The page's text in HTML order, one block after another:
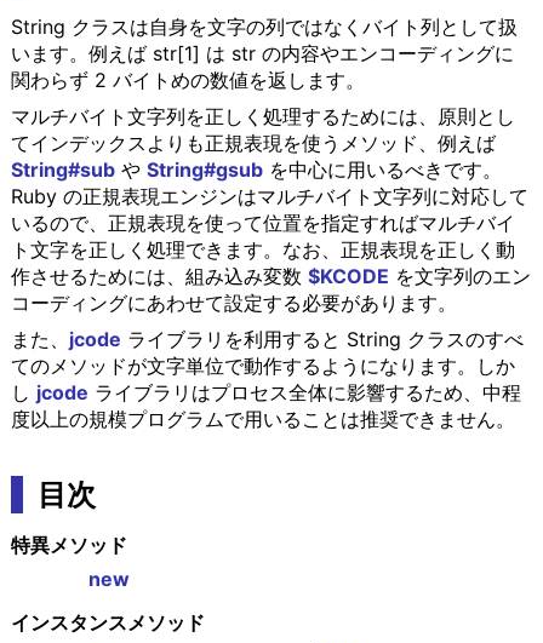
String クラスは自身を文字の列ではなくバイト列として扱
います。例えば str[1] は str の内容やエンコーディングに
関わらず 2 バイトめの数値を返します。
マルチバイト文字列を正しく処理するためには、原則とし
てインデックスよりも正規表現を使うメソッド、例えば
String#subや String#gsubを中心に用いるべきです。
Ruby の正規表現エンジンはマルチバイト文字列に対応して
いるので、正規表現を使って位置を指定すればマルチバイ
ト文字を正しく処理できます。なお、正規表現を正しく動
作させるためには、組み込み変数 $KCODE を文字列のエン
コーディングにあわせて設定する必要があります。
また、 jcode ライブラリを利用すると String クラスのすべ
てのメソッドが文字単位で動作するようになります。しか
し jcode ライブラリはプロセス全体に影響するため、中程
度以上の規模プログラムで用いることは推奨できません。
目次
特異メソッド
new
インスタンスメソッド